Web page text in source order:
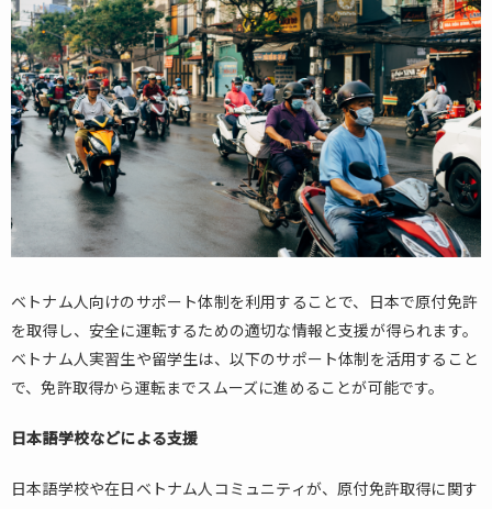
ベトナム人向けのサポート体制を利用することで、日本で原付免許
を取得し、安全に運転するための適切な情報と支援が得られます。
ベトナム人実習生や留学生は、以下のサポート体制を活用すること
で、免許取得から運転までスムーズに進めることが可能です。
日本語学校などによる支援
日本語学校や在日ベトナム人コミュニティが、原付免許取得に関す